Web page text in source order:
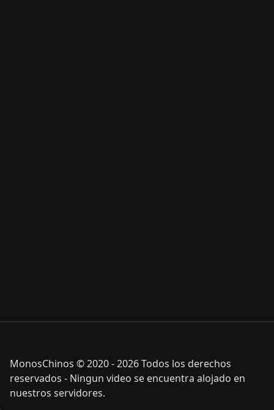
MonosChinos © 2020 - 2026 Todos los derechos
reservados - Ningun video se encuentra alojado en
nuestros servidores.